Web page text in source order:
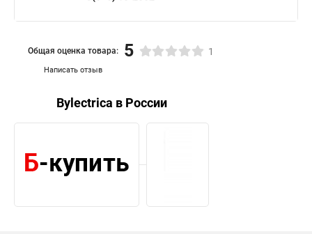
Написать отзыв
Общая оценка товара: 5 1
Bylectrica в России